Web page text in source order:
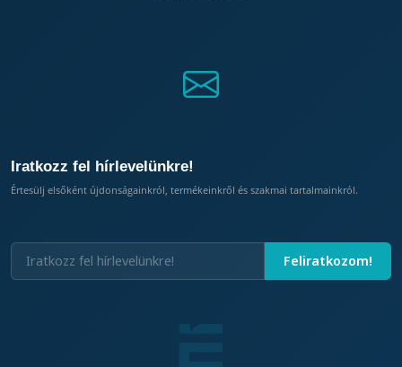
Iratkozz fel hírlevelünkre!
Értesülj elsőként újdonságainkról, termékeinkről és szakmai tartalmainkról.